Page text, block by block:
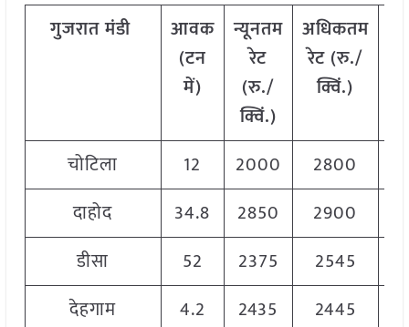
गुजरातमंडी
आवक
(टन
में)
न्यूनतम
रेट
(रु./
क्विं.)
अधिकतम
रेट (रु./
क्विं.)
चोटिला
12 2000 2800
दाहोद
34.8 2850 2900
डीसा
52 2375 2545
देहगाम
4.2 2435 2445